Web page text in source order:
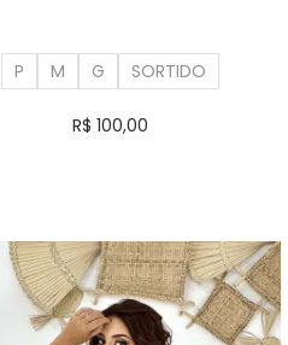
P M G SORTIDO
R$ 100,00